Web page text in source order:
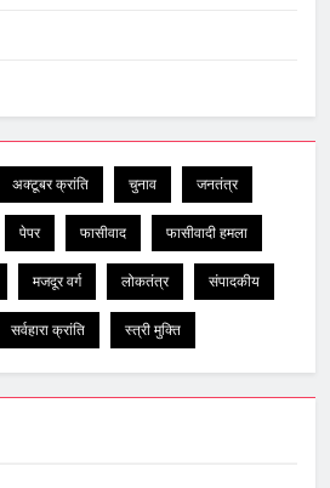
अक्टूबर क्रांति चुनाव जनतंत्र
पेपर फासीवाद फासीवादी हमला
मजदूर वर्ग लोकतंत्र संपादकीय
सर्वहारा क्रांति स्त्री मुक्ति